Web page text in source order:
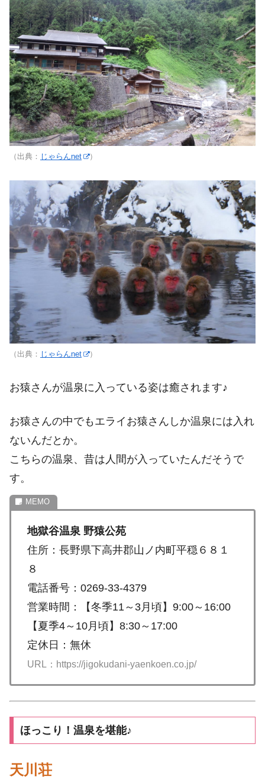
（出典： じゃらんnet ）
（出典： じゃらんnet ）
お猿さんが温泉に入っている姿は癒されます♪
お猿さんの中でもエライお猿さんしか温泉には入れ
ないんだとか。
こちらの温泉、昔は人間が入っていたんだそうで
す。
地獄谷温泉 野猿公苑
住所：長野県下高井郡山ノ内町平穏６８１
８
電話番号：0269-33-4379
営業時間：【冬季11～3月頃】9:00～16:00
【夏季4～10月頃】8:30～17:00
定休日：無休
URL：https://jigokudani-yaenkoen.co.jp/
ほっこり！温泉を堪能♪
天川荘